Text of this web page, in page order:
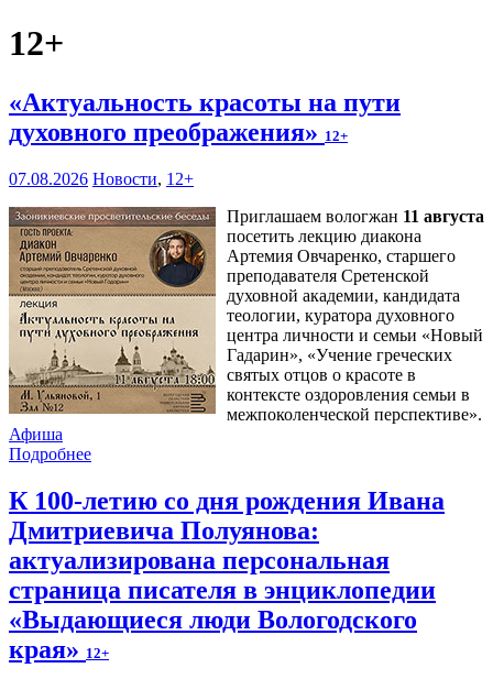
12+
«Актуальность красоты на пути
духовного преображения» 12+
07.08.2026 Новости, 12+
Приглашаем вологжан 11 августа
посетить лекцию диакона
Артемия Овчаренко, старшего
преподавателя Сретенской
духовной академии, кандидата
теологии, куратора духовного
центра личности и семьи «Новый
Гадарин», «Учение греческих
святых отцов о красоте в
контексте оздоровления семьи в
межпоколенческой перспективе».
Афиша
Подробнее
К 100-летию со дня рождения Ивана
Дмитриевича Полуянова:
актуализирована персональная
страница писателя в энциклопедии
«Выдающиеся люди Вологодского
края» 12+